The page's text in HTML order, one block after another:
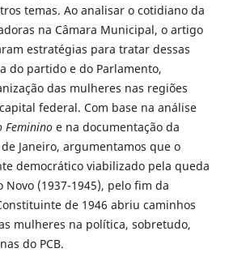
temas. Ao analisar o cotidiano da
na Câmara Municipal, o artigo
estratégias para tratar dessas
do partido e do Parlamento,
das mulheres nas regiões
federal. Com base na análise
Femininoe na documentação da
Janeiro, argumentamos que o
democrático viabilizado pela queda
(1937-1945), pelo fim da
de 1946 abriu caminhos
mulheres na política, sobretudo,
do PCB.